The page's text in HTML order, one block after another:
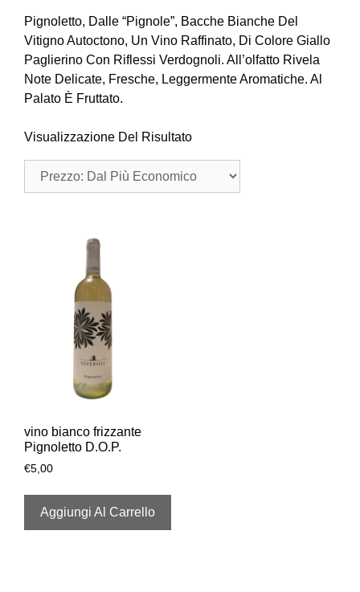
Pignoletto, Dalle “Pignole”, Bacche Bianche Del
Vitigno Autoctono, Un Vino Raffinato, Di Colore Giallo
Paglierino Con Riflessi Verdognoli. All’olfatto Rivela
Note Delicate, Fresche, Leggermente Aromatiche. Al
Palato È Fruttato.
Visualizzazione Del Risultato
vino bianco frizzante
Pignoletto D.O.P.
€5,00
Aggiungi Al Carrello